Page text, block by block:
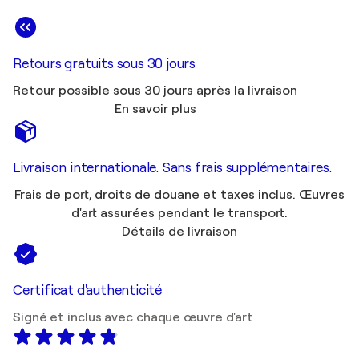
Retours gratuits sous 30 jours
Retour possible sous 30 jours après la livraison
En savoir plus
Livraison internationale. Sans frais supplémentaires.
Frais de port, droits de douane et taxes inclus. Œuvres
d'art assurées pendant le transport.
Détails de livraison
Certificat d'authenticité
Signé et inclus avec chaque œuvre d'art